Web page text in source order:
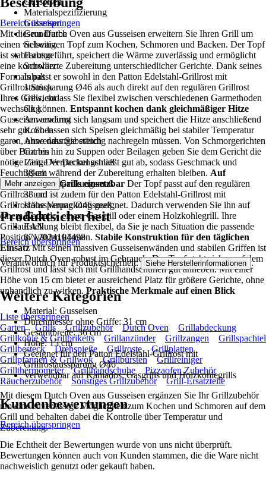
Materialspezifizierung
Gusseisen
Grundfarbe
Schwarz
Farbton
Schwarz
Inhalt
1 Stück
Gewicht
6 kg
Anwendung
Kochen
Anwendungsbereich
Garten
Länge Verpackungsmaß
38 cm
Breite Verpackungsmaß
33 cm
Höhe Verpackungsmaß
17 cm
EAN
8712024104498
Bereich überspringen
Mit diesem Dutch Oven aus Gusseisen erweitern Sie Ihren Grill um
einen vielseitigen Topf zum Kochen, Schmoren und Backen. Der Topf
ist stabil ausgeführt, speichert die Wärme zuverlässig und ermöglicht
eine kontrollierte Zubereitung unterschiedlicher Gerichte. Dank seines
Formats passt er sowohl in den Patton Edelstahl-Grillrost mit
Grillrostaussparung Ø46 als auch direkt auf den regulären Grillrost
Ihres Grills, sodass Sie flexibel zwischen verschiedenen Garmethoden
wechseln können. Entspannt kochen dank gleichmäßiger Hitze
Gusseisen erwärmt sich langsam und speichert die Hitze anschließend
sehr gut. So lassen sich Speisen gleichmäßig bei stabiler Temperatur
garen, ohne dass Sie ständig nachregeln müssen. Von Schmorgerichten
über Brot bis hin zu Suppen oder Beilagen geben Sie dem Gericht die
nötige Zeit. Der Deckel schließt gut ab, sodass Geschmack und
Feuchtigkeit während der Zubereitung erhalten bleiben. Auf
verschiedenen Grills einsetzbar Der Topf passt auf den regulären
Grillrost und ist zudem für den Patton Edelstahl-Grillrost mit
Grillrostaussparung Ø46 geeignet. Dadurch verwenden Sie ihn auf
einem Kamado, einem Gasgrill oder einem Holzkohlegrill. Ihre
Grillaufstellung bleibt flexibel, da Sie je nach Situation die passende
Position wählen können. Stabile Konstruktion für den täglichen
EinsatzMit seinen massiven Gusseisenwänden und stabilen Griffen ist
dieser Dutch Oven robust im Gebrauch. Der Topf steht sicher auf dem
Grillrost und lässt sich mit Grillhandschuhen gut anheben. Mit einer
Höhe von 15 cm bietet er ausreichend Platz für größere Gerichte, ohne
unhandlich zu wirken. Praktische Merkmale auf einen Blick
Material: Gusseisen
Durchmesser ohne Griffe: 31 cm
Gesamtbreite: 36 cm
Höhe: 15 cm
Geeignet für den Patton Edelstahl-Grillrost mit
Grillrostaussparung Ø46
Verwendbar auf Kamados, Gasgrills und Holzkohlegrills
Mit diesem Dutch Oven aus Gusseisen ergänzen Sie Ihr Grillzubehör
um eine zuverlässige Möglichkeit zum Kochen und Schmoren auf dem
Grill und behalten dabei die Kontrolle über Temperatur und
Zubereitung.
Mehr anzeigen
Produktsicherheit
Bereich überspringen
Verantwortlich für Produktsicherheit: Siehe Herstellerinformationen .
Weitere Kategorien
Liste überspringen
Garten
Grills Grillzubehör Dutch Oven
Grillabdeckung
Grillkohle & Grillbriketts
Grillanzünder Grillzangen
Grillspachtel
Grillbesteck
Drehspieße Grillroste
Grillplatten
Grillpfannen & Grillwok
Grillbürsten
Grillreiniger
Grillthermometer
Grillhandschuhe
Pizzaofen Zubehör
Räucherzubehör
Sonstiges Grillzubehör Grill-Ersatzteile
Kundenbewertungen
Bereich überspringen
Die Echtheit der Bewertungen wurde von uns nicht überprüft.
Bewertungen können auch von Kunden stammen, die die Ware nicht
nachweislich genutzt oder gekauft haben.